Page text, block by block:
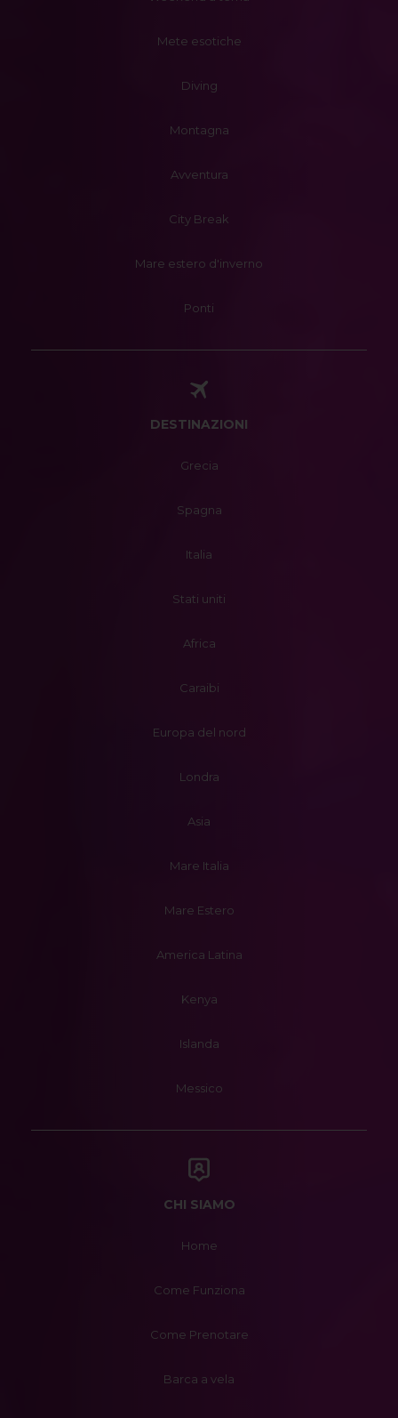
Mete esotiche
Diving
Montagna
Avventura
City Break
Mare estero d'inverno
Ponti
DESTINAZIONI
Grecia
Spagna
Italia
Stati uniti
Africa
Caraibi
Europa del nord
Londra
Asia
Mare Italia
Mare Estero
America Latina
Kenya
Islanda
Messico
CHI SIAMO
Home
Come Funziona
Come Prenotare
Barca a vela